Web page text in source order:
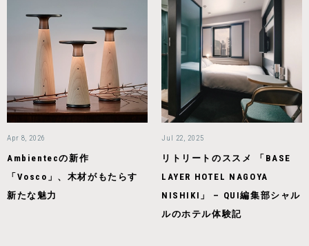
Apr 8, 2026
Ambientecの新作
「Vosco」、木材がもたらす
新たな魅力
Jul 22, 2025
リトリートのススメ 「BASE
LAYER HOTEL NAGOYA
NISHIKI」 – QUI編集部シャル
ルのホテル体験記